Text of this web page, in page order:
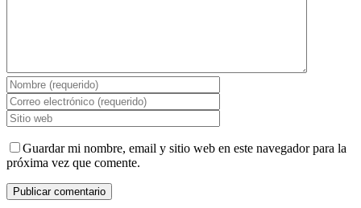
Guardar mi nombre, email y sitio web en este navegador para la
próxima vez que comente.